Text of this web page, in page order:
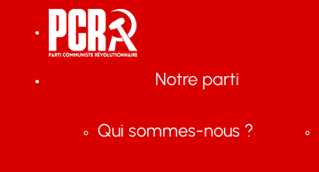
Notre parti
Qui sommes-nous ?